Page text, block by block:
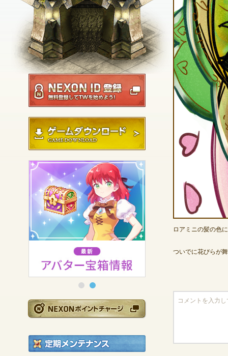
NEXON ID登録
ゲームダウンロード
NEXONポイントチ
ロアミニの髪の色
ついでに花びらが